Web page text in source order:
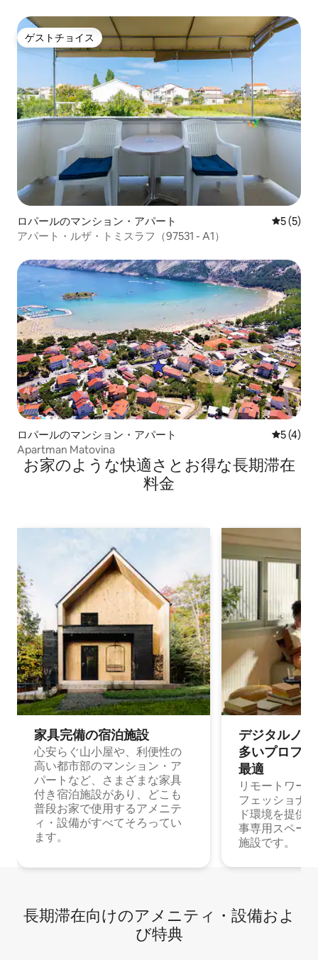
ゲストチョイス
ゲストチョイス
ロパールのマンション・アパート レビュー
5 (5)
アパート・ルザ・トミスラフ（97531 - A1）
ロパールのマンション・アパート レビュー
5 (4)
Apartman Matovina
お家のような快⁠適⁠さ⁠とお⁠得⁠な長⁠期⁠滞⁠在
料⁠金
家具完備の宿⁠泊⁠施⁠設
心安らぐ山小屋や、利便性の
高い都市部のマンション・ア
パートなど、さまざまな家具
付き宿泊施設があり、どこも
普段お家で使用するアメニテ
ィ・設備がすべてそろってい
ます。
デジタルノ
多⁠いプ⁠ロ⁠フ⁠
最⁠適
リモートワー
フェッショナ
ド環境を提供
事専用スペー
施設です。
長期滞在向け⁠のア⁠メ⁠ニ⁠テ⁠ィ⁠・設⁠備⁠およ
び特⁠典